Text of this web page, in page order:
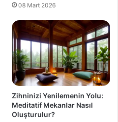
08 Mart 2026
Zihninizi Yenilemenin Yolu:
Meditatif Mekanlar Nasıl
Oluşturulur?